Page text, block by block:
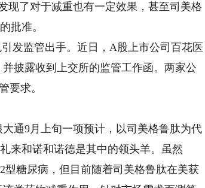
现了对于减重也有一定效果，甚至司美格
批准。
发监管出手。近日，A股上市公司百花医
披露收到上交所的监管工作函。两家公
要求。
通9月上旬一项预计，以司美格鲁肽为代
来和诺和诺德是其中的领头羊。虽然
型糖尿病，但目前随着司美格鲁肽在美获